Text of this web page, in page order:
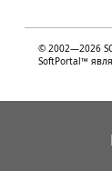
© 2002—2026
SoftPortal™